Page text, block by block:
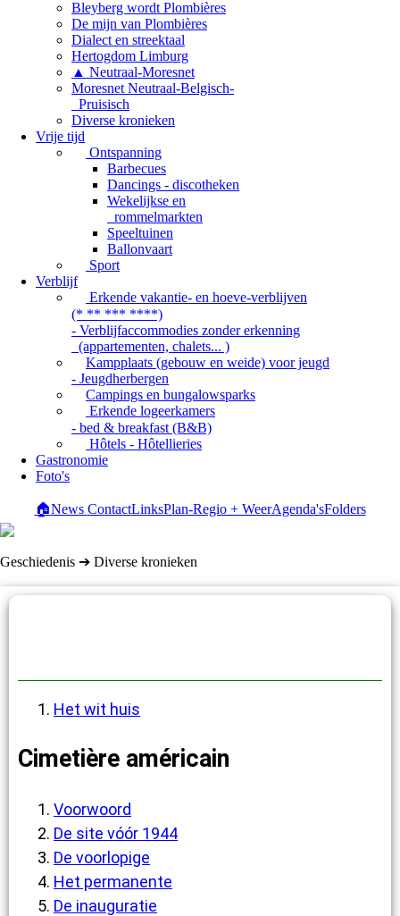
Bleyberg wordt Plombières
De mijn van Plombières
Dialect en streektaal
Hertogdom Limburg
▲ Neutraal-Moresnet
Moresnet Neutraal-Belgisch-
Pruisisch
Diverse kronieken
Vrije tijd
Ontspanning
Barbecues
Dancings - discotheken
Wekelijkse en
rommelmarkten
Speeltuinen
Ballonvaart
Sport
Verblijf
Erkende vakantie- en hoeve-verblijven
(* ** *** ****)
- Verblijfaccommodies zonder erkenning
(appartementen, chalets... )
Kampplaats (gebouw en weide) voor jeugd
- Jeugdherbergen
Campings en bungalowsparks
Erkende logeerkamers
- bed & breakfast (B&B)
Hôtels - Hôtellieries
Gastronomie
Foto's
🏠News ContactLinksPlan-Regio + WeerAgenda'sFolders
Geschiedenis ➔ Diverse kronieken
Het wit huis
Cimetière américain
Voorwoord
De site vóór 1944
De voorlopige
Het permanente
De inauguratie